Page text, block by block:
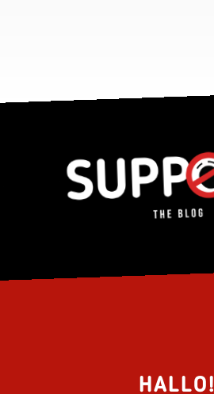
HALLO!